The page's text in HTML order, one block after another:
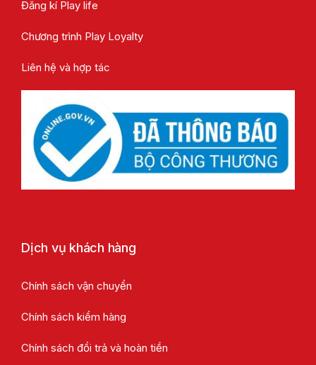
Đăng kí Play life
Chương trình Play Loyalty
Liên hệ và hợp tác
Dịch vụ khách hàng
Chính sách vận chuyển
Chính sách kiểm hàng
Chính sách đổi trả và hoàn tiền